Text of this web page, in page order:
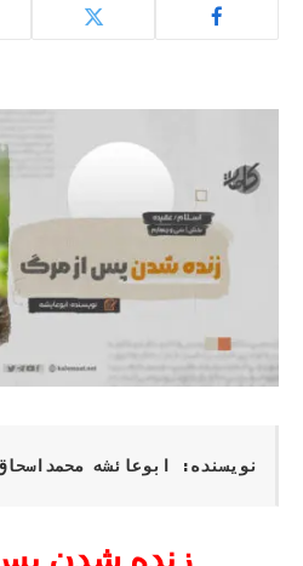
نویسنده: ابوعائشه